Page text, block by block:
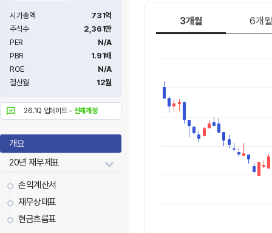
시가총액
731억
주식수
2,361만
PER
N/A
PBR
1.91배
ROE
N/A
결산월
12월
26.1Q 업데이트 - 전체계정
개요
20년 재무제표
손익계산서
재무상태표
현금흐름표
3개월 6개월